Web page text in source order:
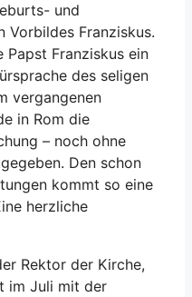
und
Vorbildes Franziskus.
Papst Franziskus ein
des seligen
vergangenen
in Rom die
– noch ohne
Den schon
kommt so eine
herzliche
Rektor der Kirche,
im Juli mit der